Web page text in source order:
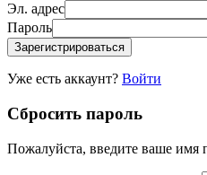
Эл. адрес
Пароль
Зарегистрироваться
Уже есть аккаунт? Войти
Сбросить пароль
Пожалуйста, введите ваше имя